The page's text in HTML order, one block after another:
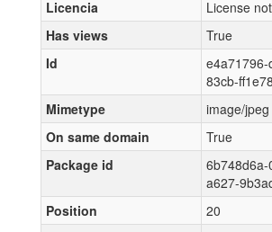
Licencia
License
Has views
True
Id
83cb-
Mimetype
image/jpeg
On same domain
True
Package id
a627-
Position
20